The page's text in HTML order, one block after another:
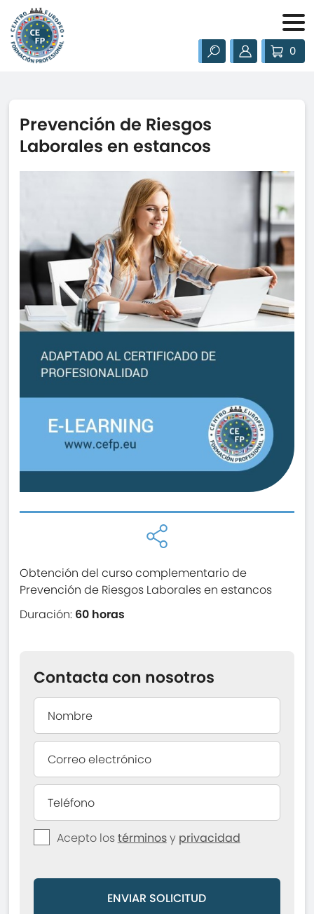
0
Prevención de Riesgos
Laborales en estancos
Obtención del curso complementario de
Prevención de Riesgos Laborales en estancos
Duración: 60 horas
Contacta con nosotros
Acepto lostérminosy privacidad
ENVIAR SOLICITUD